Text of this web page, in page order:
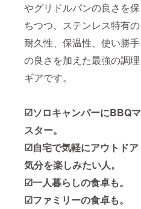
やグリドルパンの良さを保
ちつつ、ステンレス特有の
耐久性、保温性、使い勝手
の良さを加えた最強の調理
ギアです。
☑ソロキャンパーにBBQマ
スター。
☑自宅で気軽にアウトドア
気分を楽しみたい人。
☑一人暮らしの食卓も。
☑ファミリーの食卓も。